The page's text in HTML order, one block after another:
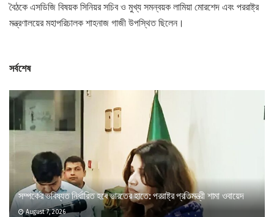
বৈঠকে এসডিজি বিষয়ক সিনিয়র সচিব ও মুখ্য সমন্বয়ক লামিয়া মোরশেদ এবং পররাষ্ট্র
মন্ত্রণালয়ের মহাপরিচালক শাহনাজ গাজী উপস্থিত ছিলেন।
সর্বশেষ
সম্পর্কের ভবিষ্যত নির্ধারিত হবে ভারতের হাতে: পররাষ্ট্র প্রতিমন্ত্রী শামা ওবায়েদ
August 7, 2026